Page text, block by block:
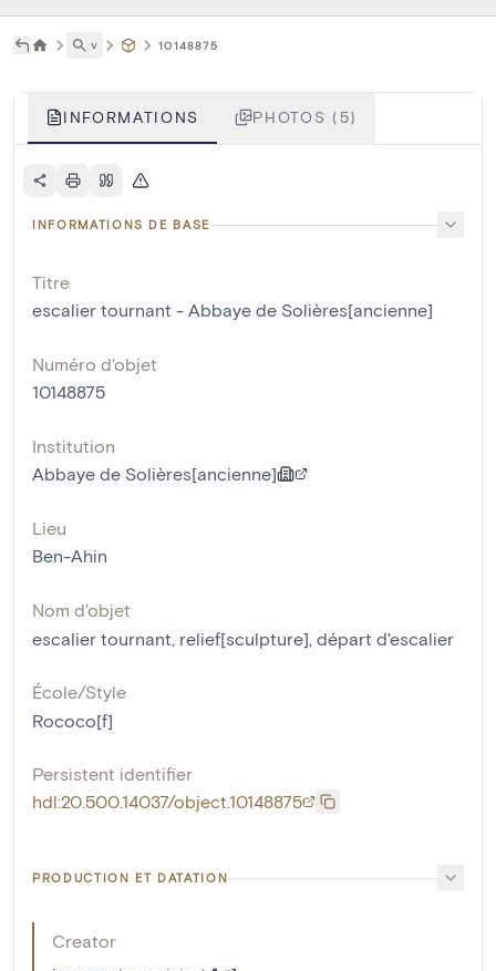
˅ 10148875
INFORMATIONS PHOTOS (5)
INFORMATIONS DE BASE
Titre
escalier tournant - Abbaye de Solières[ancienne]
Numéro d'objet
10148875
Institution
Abbaye de Solières[ancienne]
Lieu
Ben-Ahin
Nom d'objet
escalier tournant, relief[sculpture], départ d'escalier
École/Style
Rococo[f]
Persistent identifier
hdl:20.500.14037/object.10148875
PRODUCTION ET DATATION
Creator